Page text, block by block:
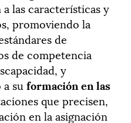
a las características y
promoviendo la
de
de competencia
y
su formación en las
que precisen,
en la asignación